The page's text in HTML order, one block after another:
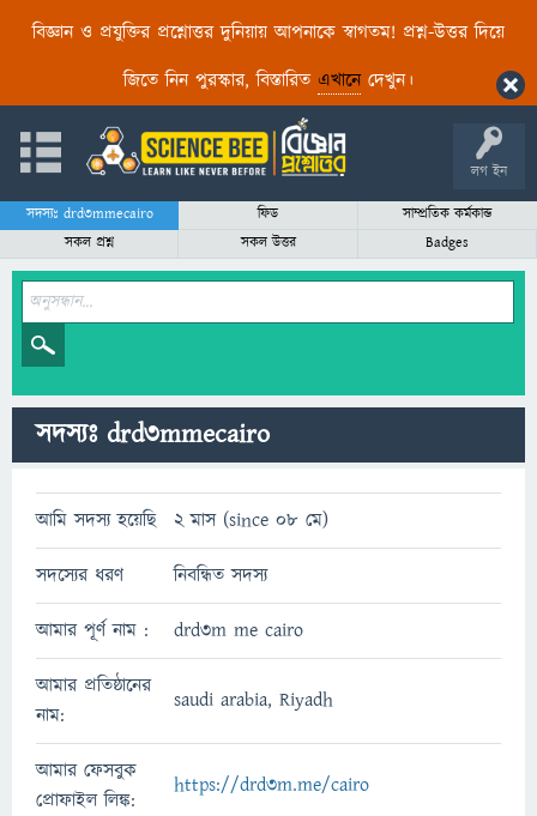
বিজ্ঞান ও প্রযুক্তির প্রশ্নোত্তর দুনিয়ায় আপনাকে স্বাগতম! প্রশ্ন-উত্তর দিয়ে
জিতে নিন পুরস্কার, বিস্তারিত এখানেদেখুন।
লগ ইন
সদস্যঃ drd3mmecairo ফিড
সাম্প্রতিক কর্মকান্ড
সকল প্রশ্ন
সকল উত্তর Badges
সদস্যঃ drd3mmecairo
আমি সদস্য হয়েছি 2 মাস (since 08 মে)
সদস্যের ধরণ নিবন্ধিত সদস্য
আমার পূর্ণ নাম : drd3m me cairo
আমার প্রতিষ্ঠানের
নাম:
saudi arabia, Riyadh
আমার ফেসবুক
প্রোফাইল লিঙ্ক:
https://drd3m.me/cairo